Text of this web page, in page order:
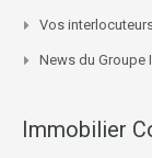
Vos
News du Groupe
Immobilier